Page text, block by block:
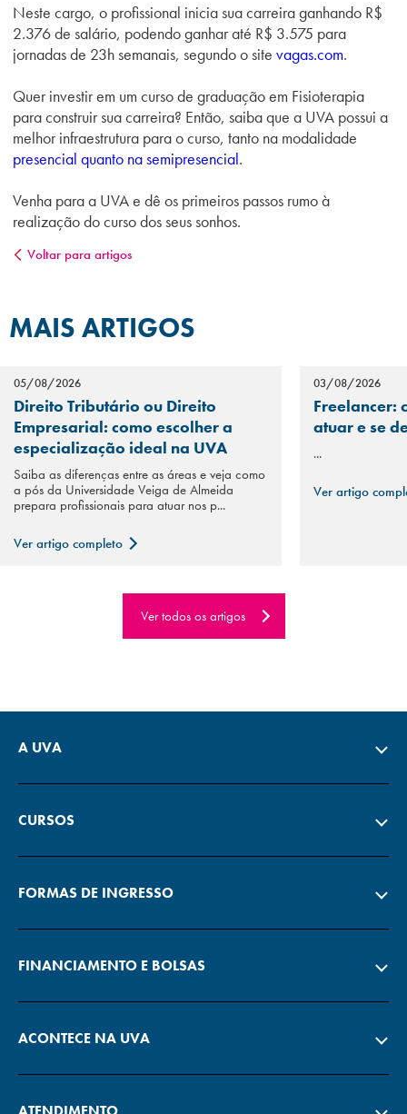
Neste cargo, o profissional inicia sua carreira ganhando R$
2.376 de salário, podendo ganhar até R$ 3.575 para
jornadas de 23h semanais, segundo o site vagas.com.
Quer investir em um curso de graduação em Fisioterapia
para construir sua carreira? Então, saiba que a UVA possui a
melhor infraestrutura para o curso, tanto na modalidade
presencial quanto na semipresencial.
Venha para a UVA e dê os primeiros passos rumo à
realização do curso dos seus sonhos.
Voltar para artigos
MAIS ARTIGOS
05/08/2026
Direito Tributário ou Direito
Empresarial: como escolher a
especialização ideal na UVA
Saiba as diferenças entre as áreas e veja como
a pós da Universidade Veiga de Almeida
prepara profissionais para atuar nos p...
Ver artigo completo
03/08/2026
Freelancer:
atuar e se
...
Ver artigo
Ver todos os artigos
A UVA
CURSOS
FORMAS DE INGRESSO
FINANCIAMENTO E BOLSAS
ACONTECE NA UVA